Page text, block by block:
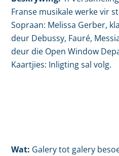
Franse musikale werke vir
Sopraan: Melissa Gerber,
deur Debussy, Fauré,
deur die Open Window
Kaartjies: Inligting sal volg.
Wat: Galery tot galery